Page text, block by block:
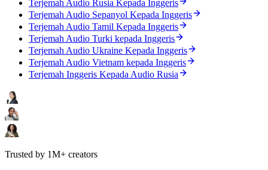
Terjemah Audio Rusia Kepada Inggeris
Terjemah Audio Sepanyol Kepada Inggeris
Terjemah Audio Tamil Kepada Inggeris
Terjemah Audio Turki kepada Inggeris
Terjemah Audio Ukraine Kepada Inggeris
Terjemah Audio Vietnam kepada Inggeris
Terjemah Inggeris Kepada Audio Rusia
Trusted by 1M+ creators